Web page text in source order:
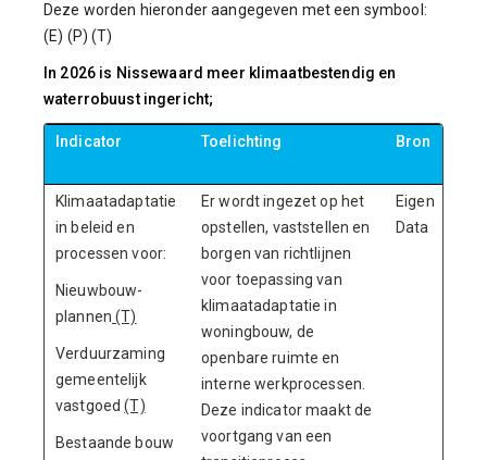
Deze worden hieronder aangegeven met een symbool:
(E) (P) (T)
In 2026 is Nissewaard meer klimaatbestendig en
waterrobuust ingericht;
Indicator Toelichting Bron
Klimaatadaptatie
in beleid en
processen voor:
Nieuwbouw-
plannen (T)
Verduurzaming
gemeentelijk
vastgoed(T)
Bestaande bouw
Er wordt ingezet op het
opstellen, vaststellen en
borgen van richtlijnen
voor toepassing van
klimaatadaptatie in
woningbouw, de
openbare ruimte en
interne werkprocessen.
Deze indicator maakt de
voortgang van een
Eigen
Data